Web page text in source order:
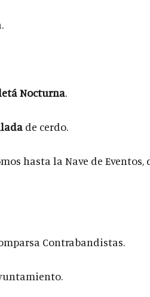
Nocturna.
de cerdo.
hasta la Nave de Eventos,
Contrabandistas.